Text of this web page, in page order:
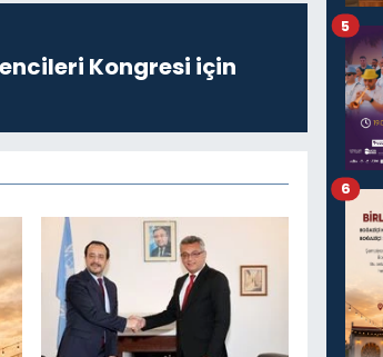
Kongresi için
5
6